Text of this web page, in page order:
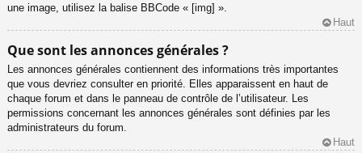
une image, utilisez la balise BBCode « [img] ».
Haut
Que sont les annonces générales ?
Les annonces générales contiennent des informations très importantes
que vous devriez consulter en priorité. Elles apparaissent en haut de
chaque forum et dans le panneau de contrôle de l’utilisateur. Les
permissions concernant les annonces générales sont définies par les
administrateurs du forum.
Haut